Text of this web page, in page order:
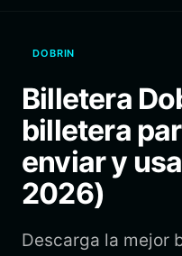
繁體中文
Bahasa Indonesia
ภาษาไทย
Español
Português (Brasil)
DOBRIN
Billetera
billetera
enviar y
2026)
Descarga la mejor